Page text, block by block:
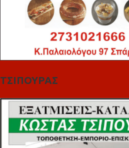
ΤΣΙΠΟΥΡΑΣ